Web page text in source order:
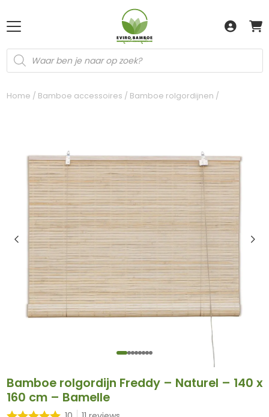
Producten
zoeken
Home / Bamboe accessoires / Bamboe rolgordijnen /
Bamboe rolgordijn Freddy – Naturel – 140 x
160 cm – Bamelle